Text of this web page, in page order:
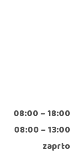
08:00 – 18:00
08:00 – 13:00
zaprto